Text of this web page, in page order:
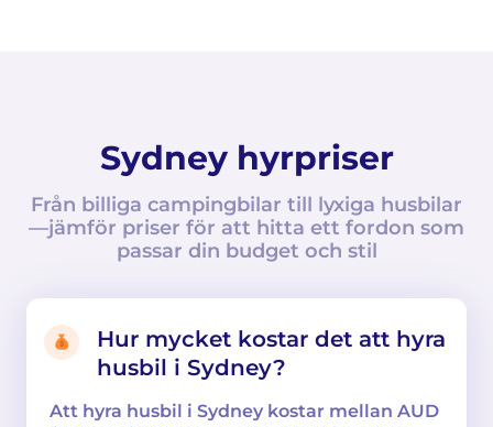
Sydney hyrpriser
Från billiga campingbilar till lyxiga husbilar
—jämför priser för att hitta ett fordon som
passar din budget och stil
Hur mycket kostar det att hyra
husbil i Sydney?
Att hyra husbil i Sydney kostar mellan AUD